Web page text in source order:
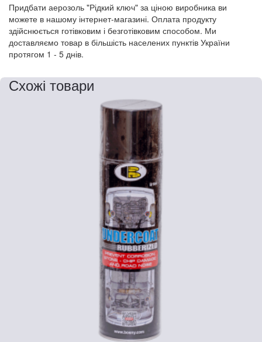
Придбати аерозоль "Рідкий ключ" за ціною виробника ви
можете в нашому інтернет-магазині. Оплата продукту
здійснюється готівковим і безготівковим способом. Ми
доставляємо товар в більшість населених пунктів України
протягом 1 - 5 днів.
Схожі товари